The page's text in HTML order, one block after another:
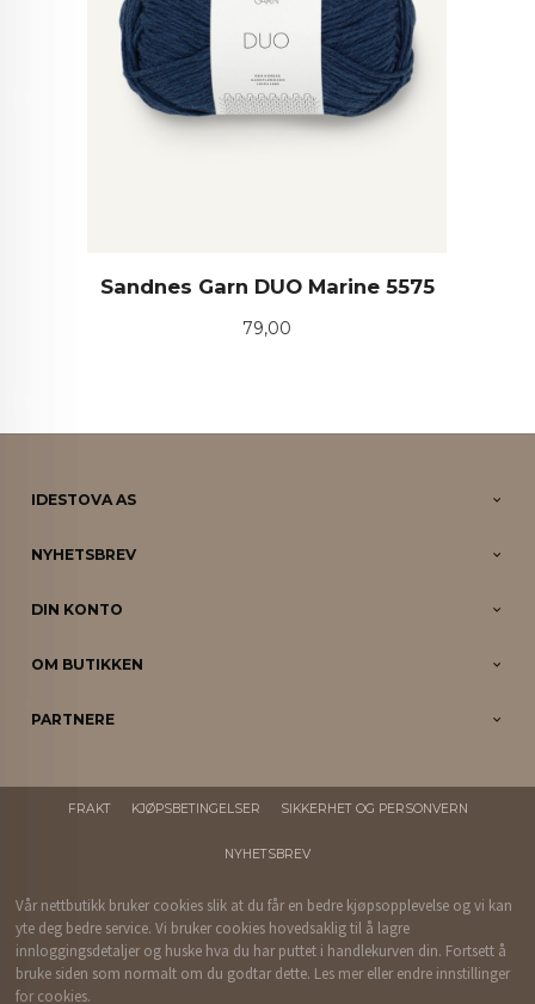
Sandnes Garn DUO Marine 5575
Pris
79,00
IDESTOVA AS
NYHETSBREV
DIN KONTO
OM BUTIKKEN
PARTNERE
FRAKT KJØPSBETINGELSER SIKKERHET OG PERSONVERN
NYHETSBREV
Vår nettbutikk bruker cookies slik at du får en bedre kjøpsopplevelse og vi kan
yte deg bedre service. Vi bruker cookies hovedsaklig til å lagre
innloggingsdetaljer og huske hva du har puttet i handlekurven din. Fortsett å
bruke siden som normalt om du godtar dette. Les mer eller endre innstillinger
for cookies.